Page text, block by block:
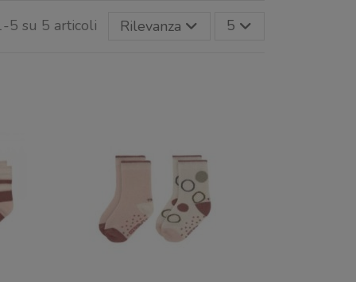
5 su 5 articoli Rilevanza 5